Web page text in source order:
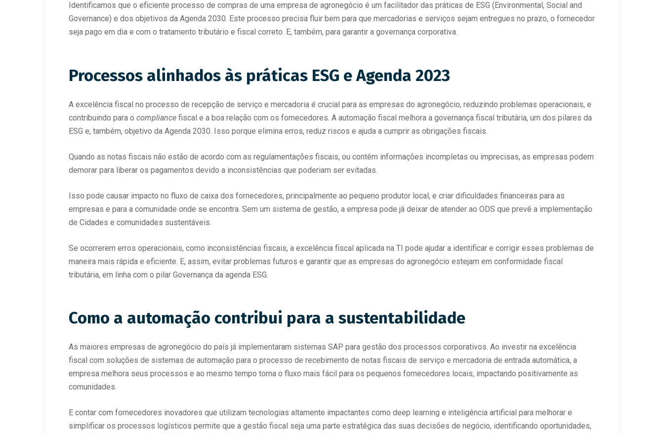
Identificamos que o eficiente processo de compras de uma empresa de agronegócio é um facilitador das práticas de ESG (Environmental, Social and
Governance) e dos objetivos da Agenda 2030. Este processo precisa fluir bem para que mercadorias e serviços sejam entregues no prazo, o fornecedor
seja pago em dia e com o tratamento tributário e fiscal correto. E, também, para garantir a governança corporativa.
Processos alinhados às práticas ESG e Agenda 2023
A excelência fiscal no processo de recepção de serviço e mercadoria é crucial para as empresas do agronegócio, reduzindo problemas operacionais, e
contribuindo para o compliance fiscal e a boa relação com os fornecedores. A automação fiscal melhora a governança fiscal tributária, um dos pilares da
ESG e, também, objetivo da Agenda 2030. Isso porque elimina erros, reduz riscos e ajuda a cumprir as obrigações fiscais.
Quando as notas fiscais não estão de acordo com as regulamentações fiscais, ou contêm informações incompletas ou imprecisas, as empresas podem
demorar para liberar os pagamentos devido a inconsistências que poderiam ser evitadas.
Isso pode causar impacto no fluxo de caixa dos fornecedores, principalmente ao pequeno produtor local, e criar dificuldades financeiras para as
empresas e para a comunidade onde se encontra. Sem um sistema de gestão, a empresa pode já deixar de atender ao ODS que prevê a implementação
de Cidades e comunidades sustentáveis.
Se ocorrerem erros operacionais, como inconsistências fiscais, a excelência fiscal aplicada na TI pode ajudar a identificar e corrigir esses problemas de
maneira mais rápida e eficiente. E, assim, evitar problemas futuros e garantir que as empresas do agronegócio estejam em conformidade fiscal
tributária, em linha com o pilar Governança da agenda ESG.
Como a automação contribui para a sustentabilidade
As maiores empresas de agronegócio do país já implementaram sistemas SAP para gestão dos processos corporativos. Ao investir na excelência
fiscal com soluções de sistemas de automação para o processo de recebimento de notas fiscais de serviço e mercadoria de entrada automática, a
empresa melhora seus processos e ao mesmo tempo torna o fluxo mais fácil para os pequenos fornecedores locais, impactando positivamente as
comunidades.
E contar com fornecedores inovadores que utilizam tecnologias altamente impactantes como deep learning e inteligência artificial para melhorar e
simplificar os processos logísticos permite que a gestão fiscal seja uma parte estratégica das suas decisões de negócio, identificando oportunidades,